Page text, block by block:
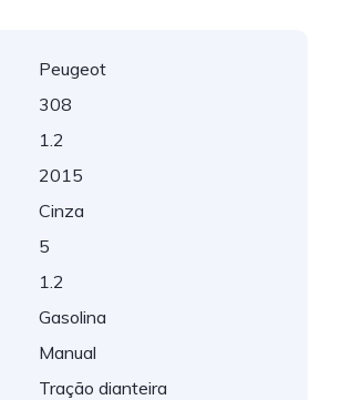
Peugeot
308
1.2
2015
Cinza
5
1.2
Gasolina
Manual
Tração dianteira